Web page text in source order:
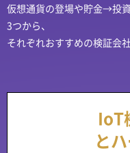
仮想通貨の登場や貯金→投
3つから、
それぞれおすすめの検証会
IoT
と